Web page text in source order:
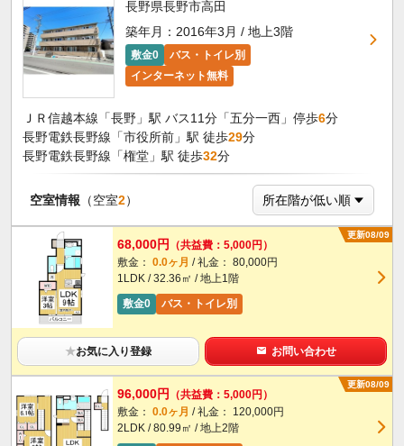
長野県長野市高田
築年月：2016年3月 / 地上3階
敷金0
バス・トイレ別
インターネット無料
ＪＲ信越本線「長野」駅 バス11分「五分一西」停歩6分
長野電鉄長野線「市役所前」駅 徒歩29分
長野電鉄長野線「権堂」駅 徒歩32分
空室情報 （空室2）
更新08/09
68,000円
（共益費：5,000円）
敷金： 0.0ヶ月 / 礼金： 80,000円
1LDK / 32.36㎡ / 地上1階
敷金0
バス・トイレ別
★お気に入り登録 お問い合わせ
更新08/09
96,000円
（共益費：5,000円）
敷金： 0.0ヶ月 / 礼金： 120,000円
2LDK / 80.99㎡ / 地上2階